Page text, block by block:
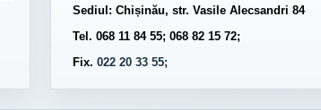
Sediul: Chișinău, str. Vasile Alecsandri 84
Tel. 068 11 84 55; 068 82 15 72;
Fix. 022 20 33 55;